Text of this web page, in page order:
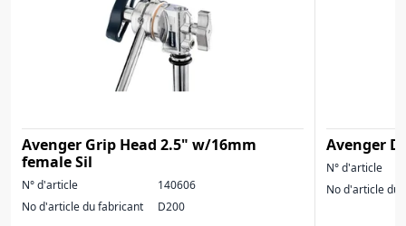
Avenger Grip Head 2.5" w/16mm
female Sil
N° d'article
140606
No d'article du fabricant
D200
Avenger
N° d'article
No d'article du